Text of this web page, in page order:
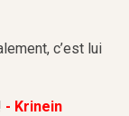
c’est lui
- Krinein